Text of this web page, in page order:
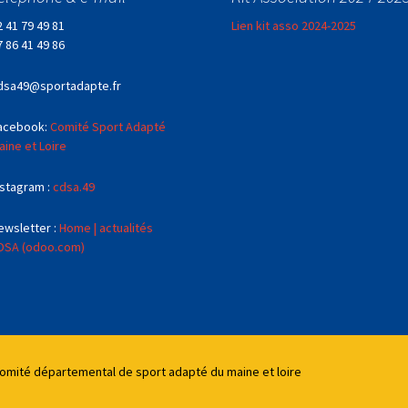
41 79 49 81
86 41 49 86
Comité Sport Adapté
et Loire
: cdsa.49
: Home | actualités
(odoo.com)
Lien kit asso 2024-2025
départemental de sport adapté du maine et loire